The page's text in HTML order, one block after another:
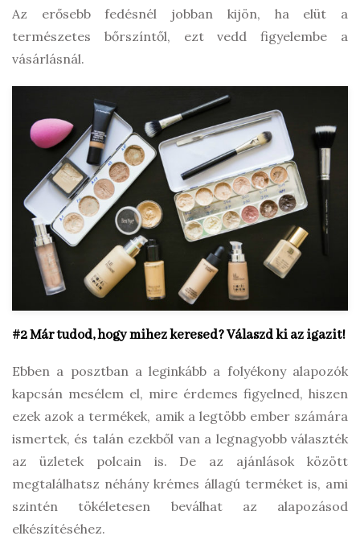
Az erősebb fedésnél jobban kijön, ha elüt a
természetes bőrszíntől, ezt vedd figyelembe a
vásárlásnál.
#2 Már tudod, hogy mihez keresed? Válaszd ki az igazit!
Ebben a posztban a leginkább a folyékony alapozók
kapcsán mesélem el, mire érdemes figyelned, hiszen
ezek azok a termékek, amik a legtöbb ember számára
ismertek, és talán ezekből van a legnagyobb választék
az üzletek polcain is. De az ajánlások között
megtalálhatsz néhány krémes állagú terméket is, ami
szintén tökéletesen beválhat az alapozásod
elkészítéséhez.